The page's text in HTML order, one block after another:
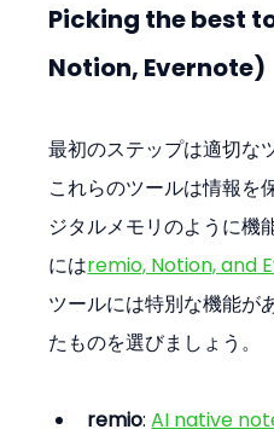
Picking the best
Notion, Evernote)
最初のステップは適切な
これらのツールは情報を
ジタルメモリのように機
にはremio, Notion, and
ツールには特別な機能が
たものを選びましょう。
remio: AI native